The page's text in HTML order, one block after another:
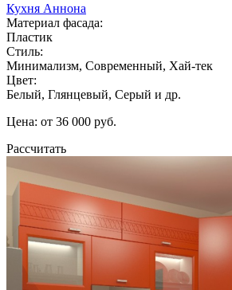
Кухня Аннона
Материал фасада:
Пластик
Стиль:
Минимализм, Современный, Хай-тек
Цвет:
Белый, Глянцевый, Серый и др.
Цена: от 36 000 руб.
Рассчитать